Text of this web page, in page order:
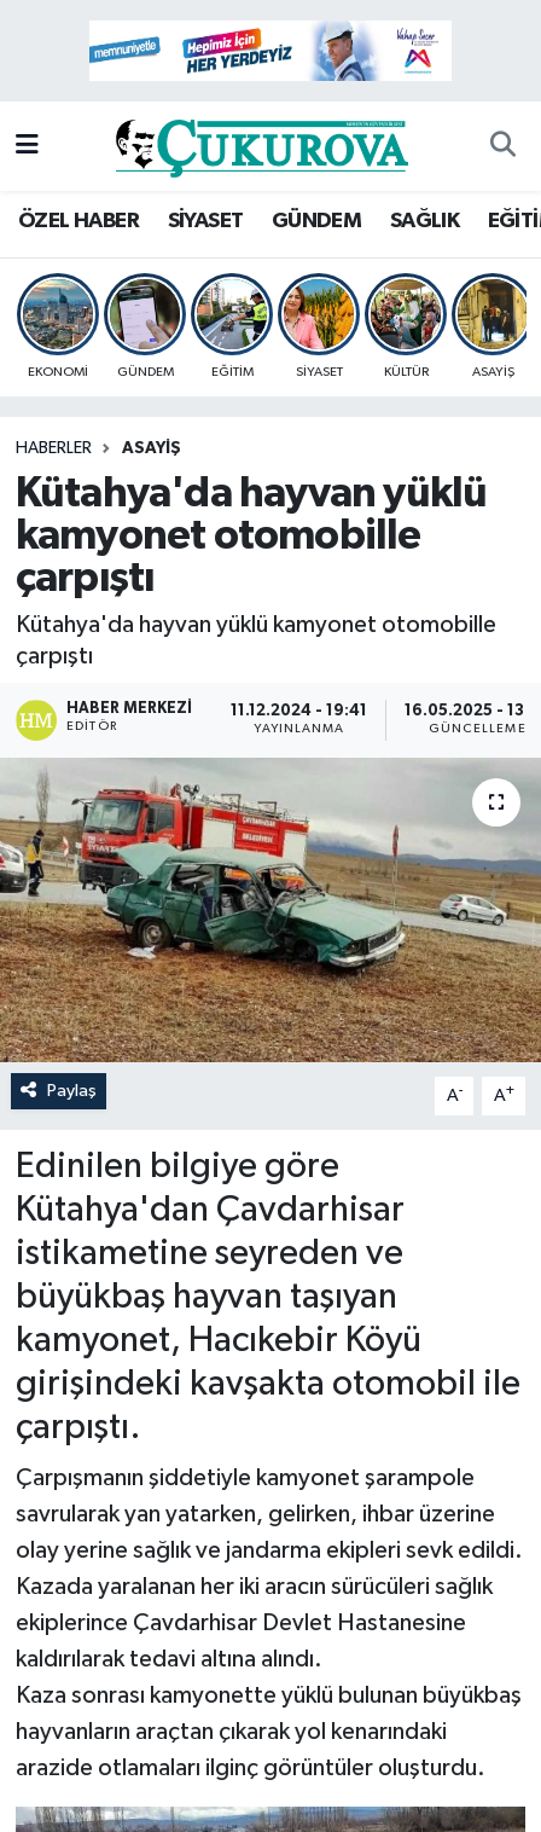
ÖZEL HABER SİYASET GÜNDEM SAĞLIK
EKONOMİ GÜNDEM EĞİTİM SİYASET KÜLTÜR ASAYİŞ
HABERLER ASAYİŞ
Kütahya'da hayvan yüklü
kamyonet otomobille
çarpıştı
Kütahya'da hayvan yüklü kamyonet otomobille
çarpıştı
HABER MERKEZI
EDITÖR
11.12.2024 - 19:41
YAYINLANMA
16.05.2025 -
GÜNCELLEME
Paylaş A- A+
Edinilen bilgiye göre
Kütahya'dan Çavdarhisar
istikametine seyreden ve
büyükbaş hayvan taşıyan
kamyonet, Hacıkebir Köyü
girişindeki kavşakta otomobil ile
çarpıştı.
Çarpışmanın şiddetiyle kamyonet şarampole
savrularak yan yatarken, gelirken, ihbar üzerine
olay yerine sağlık ve jandarma ekipleri sevk edildi.
Kazada yaralanan her iki aracın sürücüleri sağlık
ekiplerince Çavdarhisar Devlet Hastanesine
kaldırılarak tedavi altına alındı.
Kaza sonrası kamyonette yüklü bulunan büyükbaş
hayvanların araçtan çıkarak yol kenarındaki
arazide otlamaları ilginç görüntüler oluşturdu.
Mersin Hava Durumu
Mersin Namaz Vakitleri
Mersin Trafik Yoğunluk Haritası
Süper Lig Puan Durumu ve Fikstür
Son Dakika Haberleri
Haber Arşivi